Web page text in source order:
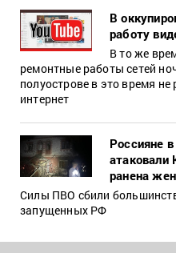
В
работу
В то же
ремонтные работы сетей
полуострове в это время
интернет
Россияне
атаковали
ранена
Силы ПВО сбили
запущенных РФ